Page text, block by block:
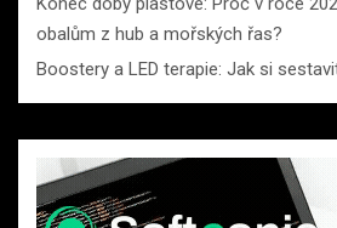
obalům z hub a mořských řas?
Boostery a LED terapie: Jak si